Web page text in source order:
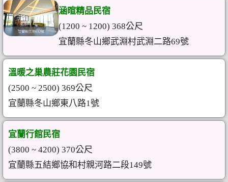
涵暄精品民宿
(1200 ~ 1200) 368公尺
宜蘭縣冬山鄉武淵村武淵二路69號
溫暖之巢農莊花園民宿
(2500 ~ 2500) 369公尺
宜蘭縣冬山鄉東八路1號
宜蘭行館民宿
(3800 ~ 4200) 370公尺
宜蘭縣五結鄉協和村親河路二段149號